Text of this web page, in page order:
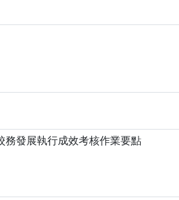
務發展執行成效考核作業要點